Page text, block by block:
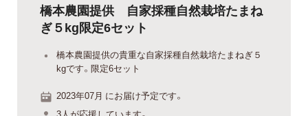
橋本農園提供 自家採種自然栽培たまね
ぎ５kg限定6セット
橋本農園提供の貴重な自家採種自然栽培たまねぎ５
kgです。限定6セット
2023年07月 にお届け予定です。